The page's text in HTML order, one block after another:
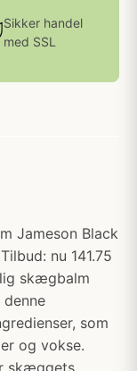
Sikker handel
med SSL
Jameson Black
nu 141.75
skægbalm
som
og vokse.
skæggets